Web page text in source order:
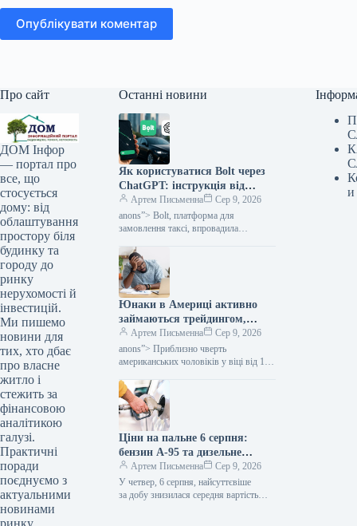
Опублікувати коментар
Про сайт
ДОМ Інфор
— портал про
все, що
стосується
дому: від
облаштування
простору біля
будинку та
городу до
ринку
нерухомості й
інвестицій.
Ми пишемо
новини для
тих, хто дбає
про власне
житло і
стежить за
фінансовою
аналітикою
галузі.
Практичні
поради
поєднуємо з
актуальними
новинами
ринку.
Останні новини
Як користуватися Bolt через
ChatGPT: інструкція від
Мінфіну
Артем Письменна
Сер 9, 2026
anons”> Bolt, платформа для
замовлення таксі, впровадила
дозволяє клієнтам планувати
маршрути та дізнаватися орієнтовну
ціну поїздки
Юнаки в Америці активно
займаються трейдингом,
проте почуваються
нещасливими — Мінфін
Артем Письменна
Сер 9, 2026
anons”> Приблизно чверть
американських чоловіків у віці від 18
торгівлею акціями, проте для багатьох
ця…
Ціни на пальне 6 серпня:
бензин А-95 та дизельне
паливо стали дешевшими —
Мінфін
Артем Письменна
Сер 9, 2026
У четвер, 6 серпня, найсуттєвіше
за добу знизилася середня вартість
и